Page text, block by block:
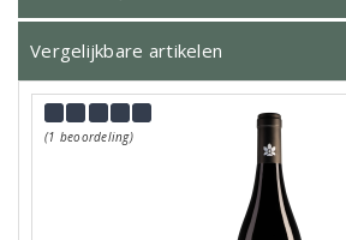
Vergelijkbare artikelen
(1 beoordeling)